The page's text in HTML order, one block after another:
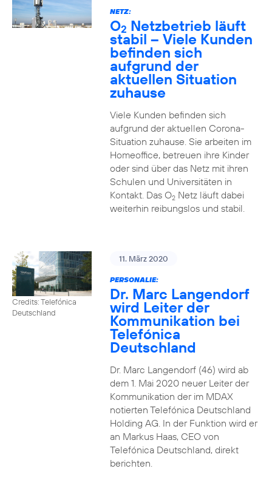
NETZ:
O2 Netzbetrieb läuft
stabil – Viele Kunden
befinden sich
aufgrund der
aktuellen Situation
zuhause
Viele Kunden befinden sich
aufgrund der aktuellen Corona-
Situation zuhause. Sie arbeiten im
Homeoffice, betreuen ihre Kinder
oder sind über das Netz mit ihren
Schulen und Universitäten in
Kontakt. Das O2Netz läuft dabei
weiterhin reibungslos und stabil.
Credits: Telefónica
Deutschland
11. März 2020
PERSONALIE:
Dr. Marc Langendorf
wird Leiter der
Kommunikation bei
Telefónica
Deutschland
Dr. Marc Langendorf (46) wird ab
dem 1. Mai 2020 neuer Leiter der
Kommunikation der im MDAX
notierten Telefónica Deutschland
Holding AG. In der Funktion wird er
an Markus Haas, CEO von
Telefónica Deutschland, direkt
berichten.